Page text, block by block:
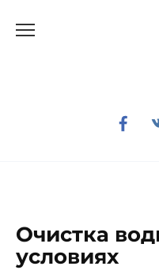
Очистка
условиях